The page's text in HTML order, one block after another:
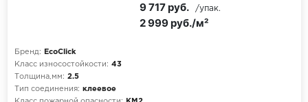
Бренд:
EcoClick
Класс износостойкости: 43
Толщина,мм: 2.5
Тип соединения: клеевое
2 999 руб./м²
9 717 руб. /упак.